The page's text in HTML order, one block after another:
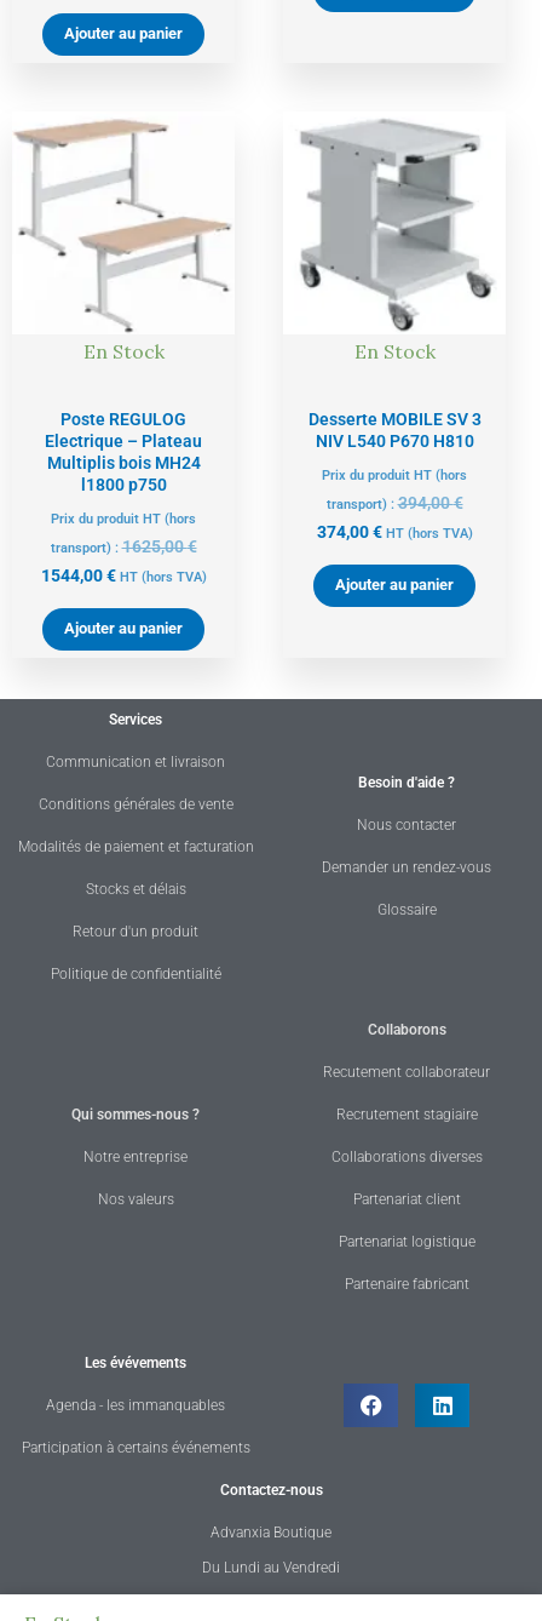
Ajouter au panier
En Stock
Poste REGULOG
Electrique – Plateau
Multiplis bois MH24
l1800 p750
Prix du produit HT (hors
transport) :1625,00€
1625,00 €.
1544,00€
Le
prix
actuel
est :
1544,00 €.
HT (hors TVA)
Ajouter au panier
En Stock
Desserte MOBILE SV 3
NIV L540 P670 H810
Prix du produit HT (hors
transport) :394,00€
prix
était :
374,00€
Le
prix
actuel
est :
374,00 €.
HT (hors TVA)
Ajouter au panier
Services
Communication et livraison
Conditions générales de vente
Modalités de paiement et facturation
Stocks et délais
Retour d'un produit
Politique de confidentialité
Besoin d'aide ?
Nous contacter
Demander un rendez-vous
Glossaire
Qui sommes-nous ?
Notre entreprise
Nos valeurs
Collaborons
Recutement collaborateur
Recrutement stagiaire
Collaborations diverses
Partenariat client
Partenariat logistique
Partenaire fabricant
Les évévements
Agenda - les immanquables
Participation à certains événements
Contactez-nous
Advanxia Boutique
Du Lundi au Vendredi